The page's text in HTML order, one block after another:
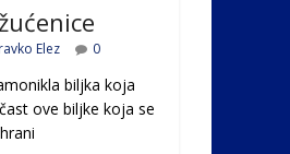
Elez 0
biljka koja
ovе biljke koja se